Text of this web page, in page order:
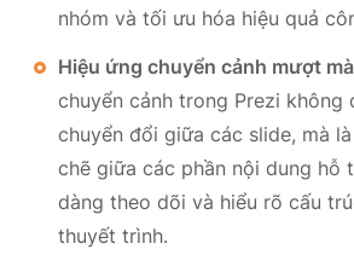
nhóm và tối ưu hóa hiệu quả
Hiệu ứng chuyển cảnh mượt mà
chuyển cảnh trong Prezi không
chuyển đổi giữa các slide, mà
chẽ giữa các phần nội dung hỗ
dàng theo dõi và hiểu rõ cấu
thuyết trình.